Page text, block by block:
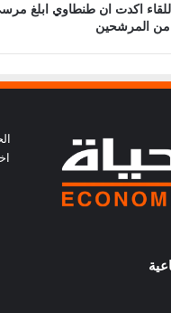
اكدت ان طنطاوي ابلغ
المرشحين